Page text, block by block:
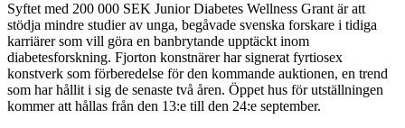
Syftet med 200 000 SEK Junior Diabetes Wellness Grant är att
stödja mindre studier av unga, begåvade svenska forskare i tidiga
karriärer som vill göra en banbrytande upptäckt inom
diabetesforskning. Fjorton konstnärer har signerat fyrtiosex
konstverk som förberedelse för den kommande auktionen, en trend
som har hållit i sig de senaste två åren. Öppet hus för utställningen
kommer att hållas från den 13:e till den 24:e september.